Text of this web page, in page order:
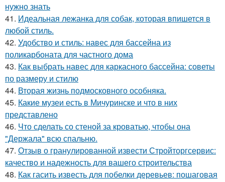
нужно знать
41. Идеальная лежанка для собак, которая впишется в
любой стиль.
42. Удобство и стиль: навес для бассейна из
поликарбоната для частного дома
43. Как выбрать навес для каркасного бассейна: советы
по размеру и стилю
44. Вторая жизнь подмосковного особняка.
45. Какие музеи есть в Мичуринске и что в них
представлено
46. Что сделать со стеной за кроватью, чтобы она
"Держала" всю спальню.
47. Отзыв о гранулированной извести Стройторгсервис:
качество и надежность для вашего строительства
48. Как гасить известь для побелки деревьев: пошаговая